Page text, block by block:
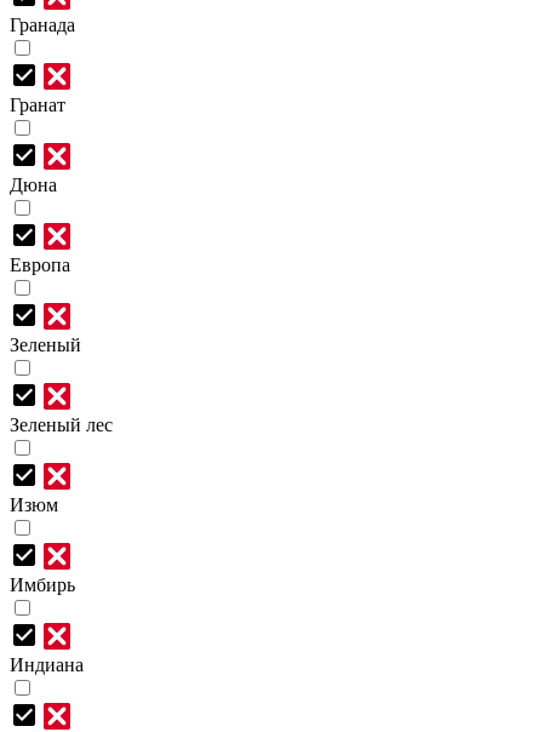
Гранада
Гранат
Дюна
Европа
Зеленый
Зеленый лес
Изюм
Имбирь
Индиана